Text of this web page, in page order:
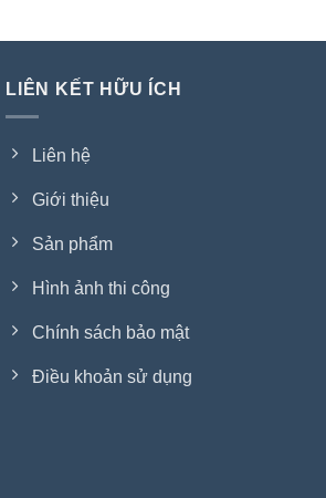
LIÊN KẾT HỮU ÍCH
Liên hệ
Giới thiệu
Sản phẩm
Hình ảnh thi công
Chính sách bảo mật
Điều khoản sử dụng